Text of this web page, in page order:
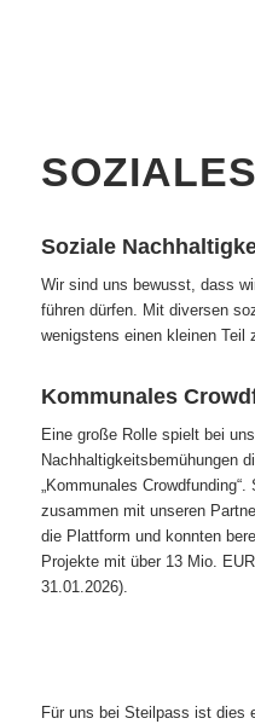
SOZIALES
Soziale
Wir sind uns bewusst, dass
führen dürfen. Mit diversen
wenigstens einen kleinen Teil
Kommunales
Eine große Rolle spielt bei
Nachhaltigkeitsbemühungen
„Kommunales Crowdfunding“.
zusammen mit unseren
die Plattform und konnten
Projekte mit über 13 Mio.
31.01.2026).
Für uns bei Steilpass ist dies